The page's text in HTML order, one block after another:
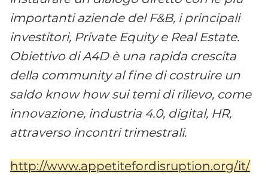
importanti aziende del F&B, i principali
investitori, Private Equity e Real Estate.
Obiettivo di A4D è una rapida crescita
della community al fine di costruire un
saldo know how sui temi di rilievo, come
innovazione, industria 4.0, digital, HR,
attraverso incontri trimestrali.
http://www.appetitefordisruption.org/it/